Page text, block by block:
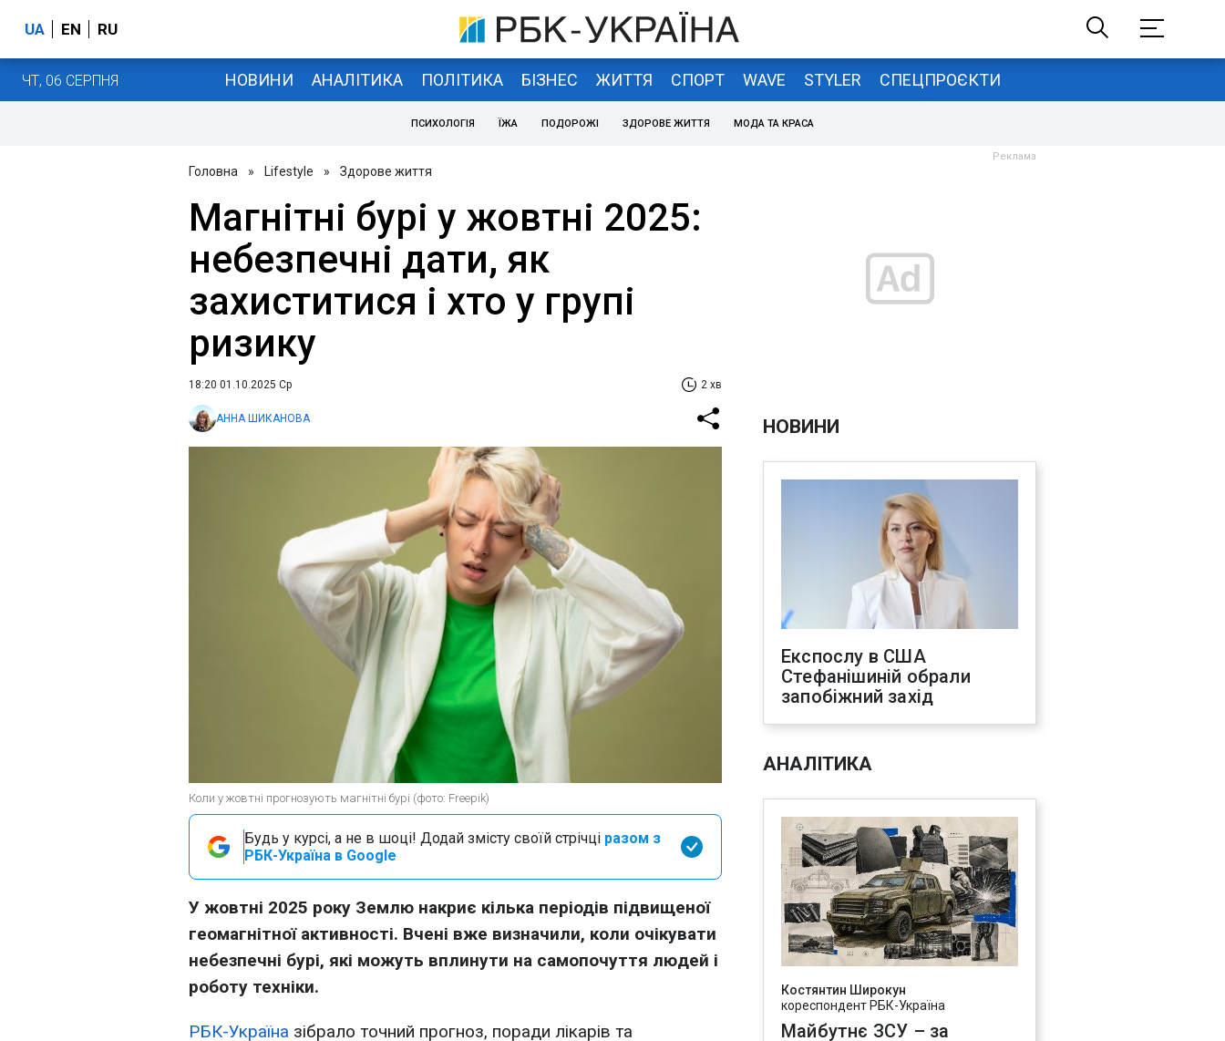
UA EN RU
ЧТ, 06 СЕРПНЯ НОВИНИ АНАЛІТИКА ПОЛІТИКА БІЗНЕС ЖИТТЯ СПОРТ WAVE STYLER СПЕЦПРОЄКТИ
ПСИХОЛОГІЯ ЇЖА ПОДОРОЖІ ЗДОРОВЕ ЖИТТЯ МОДА ТА КРАСА
Головна » Lifestyle » Здорове життя
Магнітні бурі у жовтні 2025:
небезпечні дати, як
захиститися і хто у групі
ризику
18:20 01.10.2025 Ср 2 хв
АННА ШИКАНОВА
Коли у жовтні прогнозують магнітні бурі (фото: Freepik)
Будь у курсі, а не в шоці! Додай змісту своїй стрічці разом з
РБК-Україна в Google
У жовтні 2025 року Землю накриє кілька періодів підвищеної
геомагнітної активності. Вчені вже визначили, коли очікувати
небезпечні бурі, які можуть вплинути на самопочуття людей і
роботу техніки.
РБК-Україна зібрало точний прогноз, поради лікарів та
НОВИНИ
Експослу в США
Стефанішиній обрали
запобіжний захід
АНАЛІТИКА
Костянтин Широкун
кореспондент РБК-Україна
Майбутнє ЗСУ – за